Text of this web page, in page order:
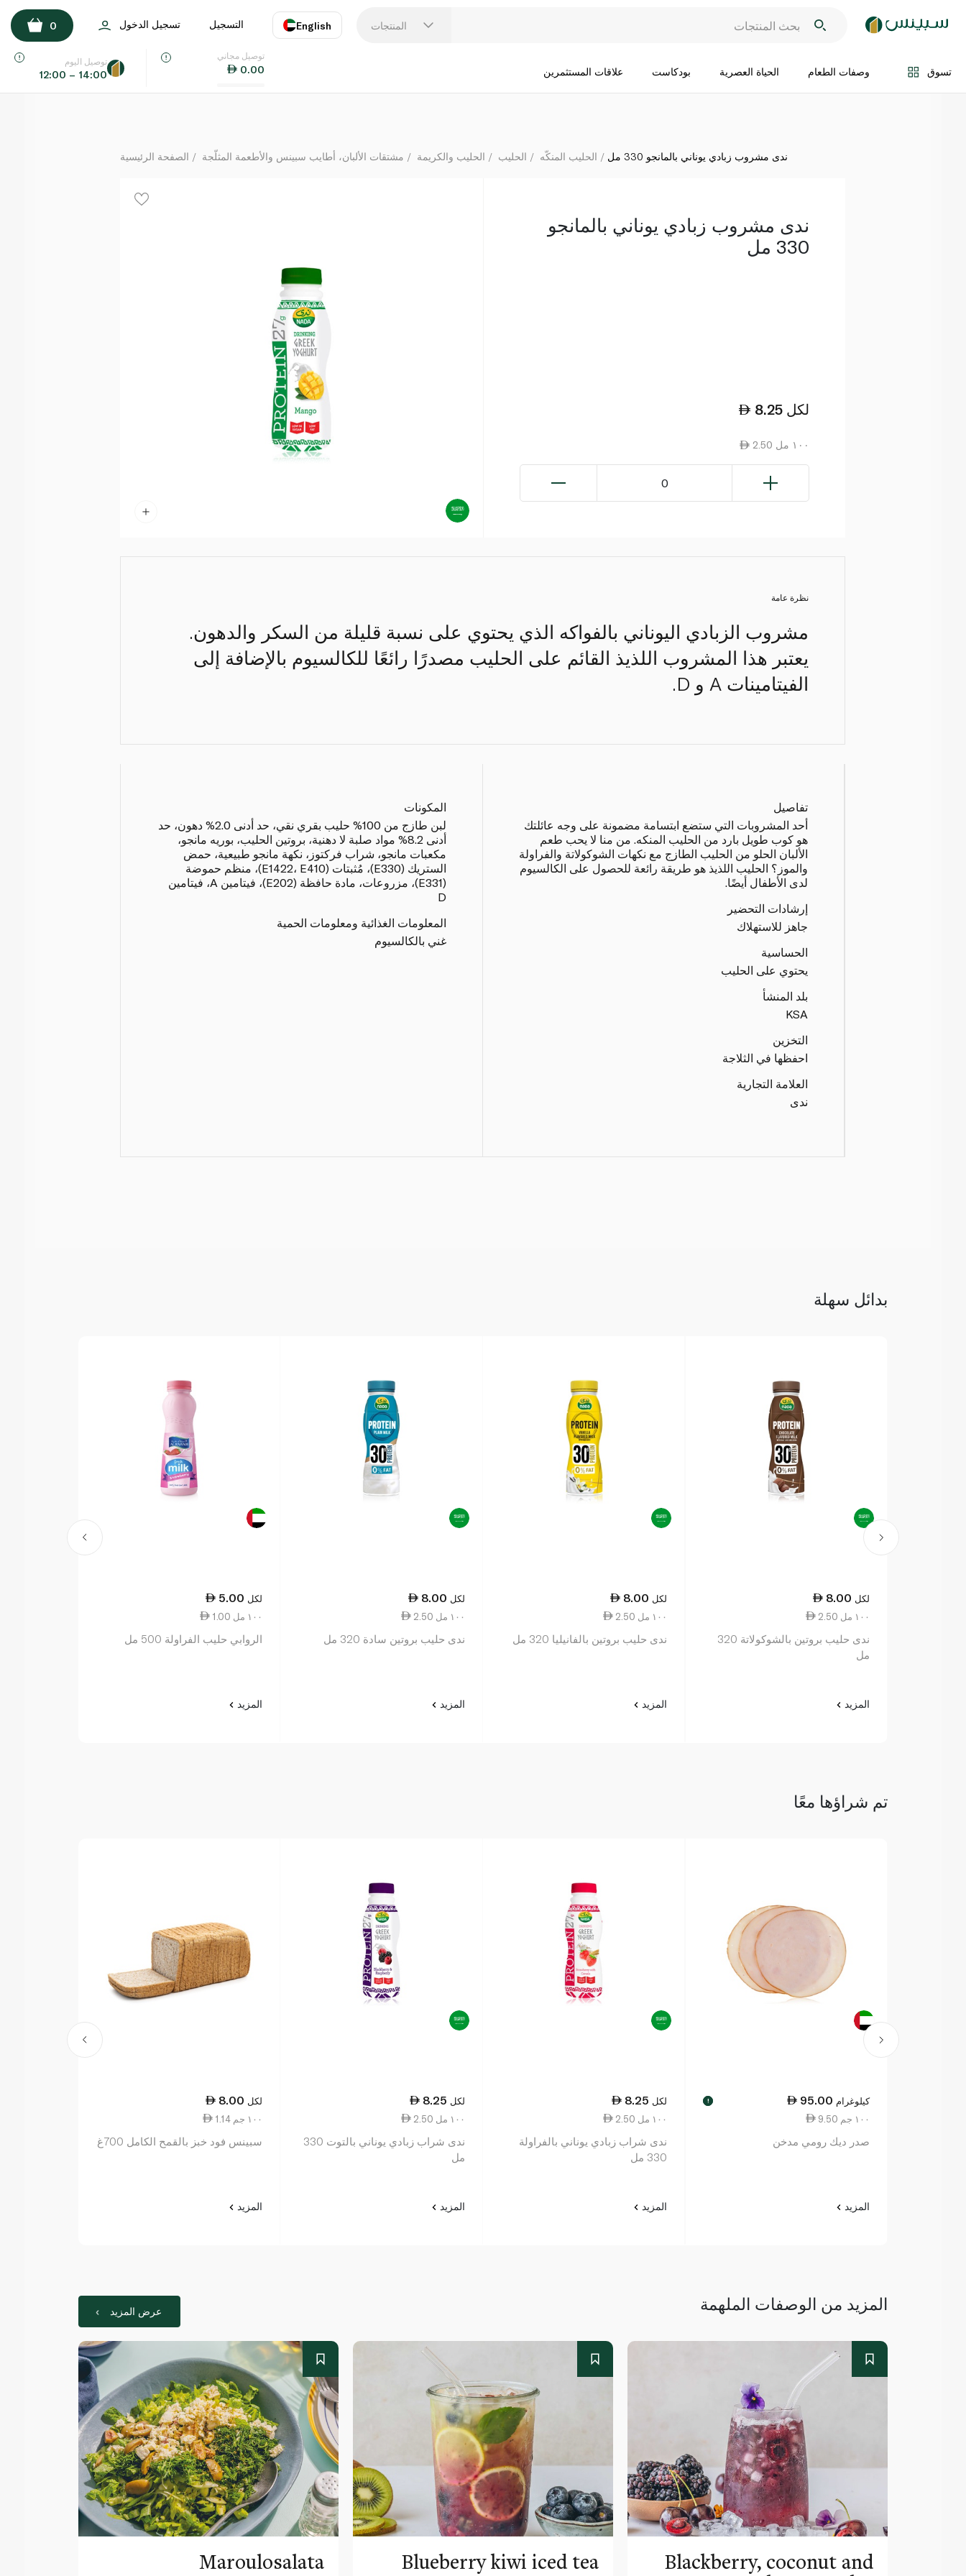
المنتجات English
اللغة
التسجيل تسجيل الدخول 0
تسوق وصفات الطعام الحياة العصرية بودكاست علاقات المستثمرين
توصيل مجاني
0.00
توصيل اليوم
12:00 – 14:00
اضف الى السلة
الصفحة الرئيسية مشتقات الألبان، أطايب سبينس والأطعمة المثلّجة الحليب والكريمة الحليب الحليب المنكّه ندى مشروب زبادي يوناني بالمانجو 330 مل
ندى مشروب زبادي يوناني بالمانجو
330 مل
8.25 لكل
2.50 ١٠٠ مل
0
نظرة عامة
مشروب الزبادي اليوناني بالفواكه الذي يحتوي على نسبة قليلة من السكر والدهون.
يعتبر هذا المشروب اللذيذ القائم على الحليب مصدرًا رائعًا للكالسيوم بالإضافة إلى
الفيتامينات A و D.
تفاصيل
أحد المشروبات التي ستضع ابتسامة مضمونة على وجه عائلتك
هو كوب طويل بارد من الحليب المنكه. من منا لا يحب طعم
الألبان الحلو من الحليب الطازج مع نكهات الشوكولاتة والفراولة
والموز؟ الحليب اللذيذ هو طريقة رائعة للحصول على الكالسيوم
لدى الأطفال أيضًا.
إرشادات التحضير
جاهز للاستهلاك
الحساسية
يحتوي على الحليب
بلد المنشأ
KSA
التخزين
احفظها في الثلاجة
العلامة التجارية
ندى
المكونات
لبن طازج من 100% حليب بقري نقي، حد أدنى 2.0% دهون، حد
أدنى 8.2% مواد صلبة لا دهنية، بروتين الحليب، بوريه مانجو،
مكعبات مانجو، شراب فركتوز، نكهة مانجو طبيعية، حمض
الستريك (E330)، مُثبتات (E1422، E410)، منظم حموضة
(E331)، مزروعات، مادة حافظة (E202)، فيتامين A، فيتامين
D
المعلومات الغذائية ومعلومات الحمية
غني بالكالسيوم
بدائل سهلة
8.00 لكل
2.50 ١٠٠ مل
ندى حليب بروتين بالشوكولاتة 320
مل
المزيد
8.00 لكل
2.50 ١٠٠ مل
ندى حليب بروتين بالفانيليا 320 مل
المزيد
8.00 لكل
2.50 ١٠٠ مل
ندى حليب بروتين سادة 320 مل
المزيد
5.00 لكل
1.00 ١٠٠ مل
الروابي حليب الفراولة 500 مل
المزيد
تم شراؤها معًا
95.00 كيلوغرام !
9.50 ١٠٠ جم
صدر ديك رومي مدخن
المزيد
8.25 لكل
2.50 ١٠٠ مل
ندى شراب زبادي يوناني بالفراولة
330 مل
المزيد
8.25 لكل
2.50 ١٠٠ مل
ندى شراب زبادي يوناني بالتوت 330
مل
المزيد
8.00 لكل
1.14 ١٠٠ جم
سبينس فود خبز بالقمح الكامل 700غ
المزيد
المزيد من الوصفات الملهمة عرض المزيد
Maroulosalata Blueberry kiwi iced tea Blackberry, coconut and